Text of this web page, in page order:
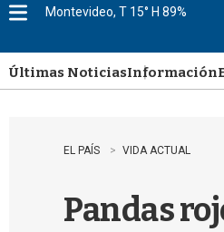
u
Montevideo, T 15° H 89%
Últimas NoticiasInformación
EL PAÍS VIDA ACTUAL
Pandas